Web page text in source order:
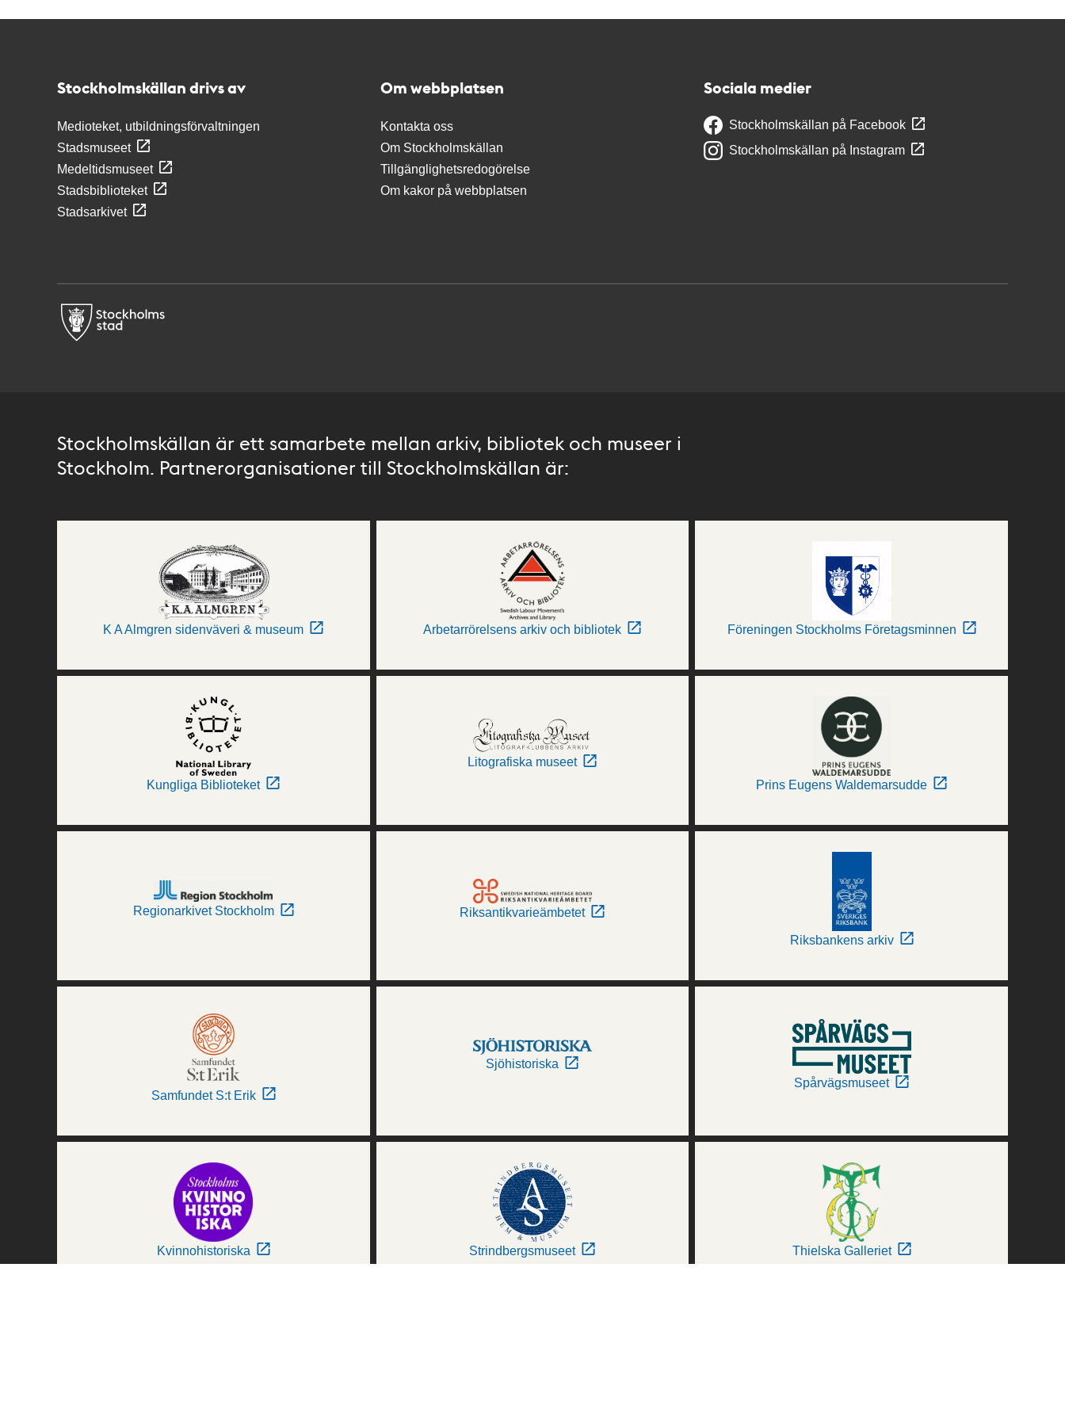
Stockholmskällan drivs av
Medioteket, utbildningsförvaltningen
Stadsmuseet
Medeltidsmuseet
Stadsbiblioteket
Stadsarkivet
Om webbplatsen
Kontakta oss
Om Stockholmskällan
Tillgänglighetsredogörelse
Om kakor på webbplatsen
Sociala medier
Stockholmskällan på Facebook
Stockholmskällan på Instagram
Stockholmskällan är ett samarbete mellan arkiv, bibliotek och museer i
Stockholm. Partnerorganisationer till Stockholmskällan är:
K A Almgren sidenväveri & museum Arbetarrörelsens arkiv och bibliotek Föreningen Stockholms Företagsminnen
Kungliga Biblioteket
Litografiska museet
Prins Eugens Waldemarsudde
Regionarkivet Stockholm Riksantikvarieämbetet
Riksbankens arkiv
Samfundet S:t Erik
Sjöhistoriska
Spårvägsmuseet
Kvinnohistoriska Strindbergsmuseet Thielska Galleriet